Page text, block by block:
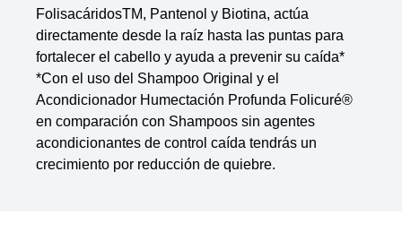
FolisacáridosTM, Pantenol y Biotina, actúa
directamente desde la raíz hasta las puntas para
fortalecer el cabello y ayuda a prevenir su caída*
*Con el uso del Shampoo Original y el
Acondicionador Humectación Profunda Folicuré®
en comparación con Shampoos sin agentes
acondicionantes de control caída tendrás un
crecimiento por reducción de quiebre.